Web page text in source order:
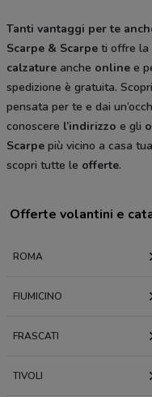
Tanti vantaggi per te
Scarpe & Scarpe ti offre la
calzature anche online e
spedizione è gratuita.
pensata per te e dai
conoscere l’indirizzo e gli
Scarpe più vicino a casa
scopri tutte le offerte.
Offerte volantini e
ROMA
FIUMICINO
FRASCATI
TIVOLI